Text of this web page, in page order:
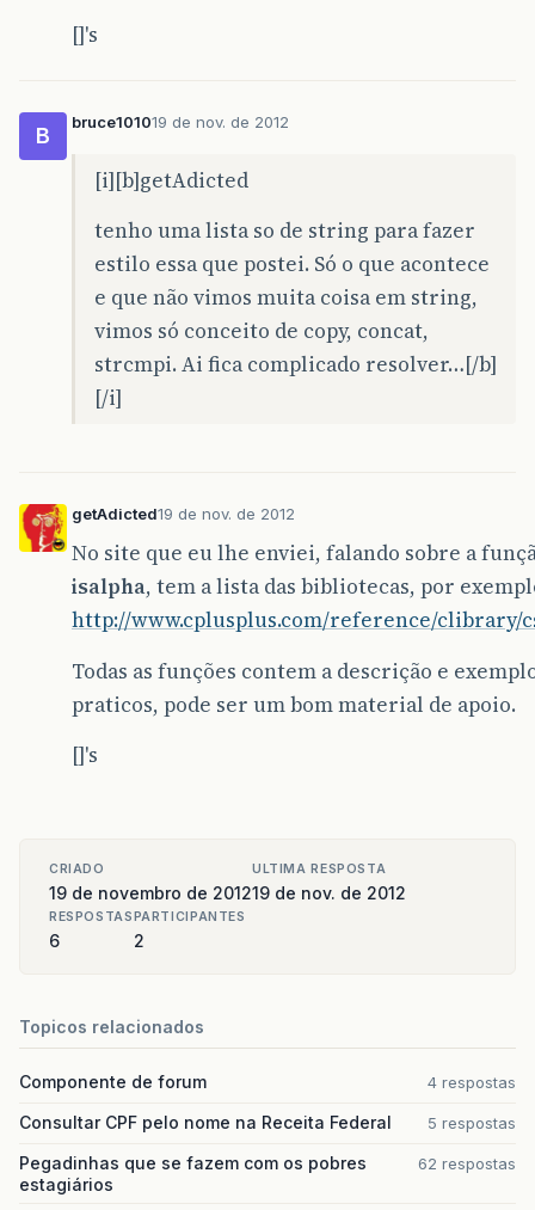
[]'s
B
bruce101019 de nov. de 2012
[i][b]getAdicted
tenho uma lista so de string para fazer
estilo essa que postei. Só o que acontece
e que não vimos muita coisa em string,
vimos só conceito de copy, concat,
strcmpi. Ai fica complicado resolver…[/b]
[/i]
getAdicted19 de nov. de 2012
No site que eu lhe enviei, falando sobre a
isalpha, tem a lista das bibliotecas, por
http://www.cplusplus.com/reference/clibrary/
Todas as funções contem a descrição e
praticos, pode ser um bom material de apoio.
[]'s
CRIADO
19 de novembro de 2012
ULTIMA RESPOSTA
19 de nov. de 2012
RESPOSTAS
6
PARTICIPANTES
2
Topicos relacionados
Componente de forum 4 respostas
Consultar CPF pelo nome na Receita Federal 5 respostas
Pegadinhas que se fazem com os pobres
estagiários
62 respostas